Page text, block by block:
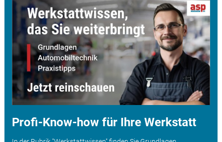
Profi-Know-how für Ihre Werkstatt